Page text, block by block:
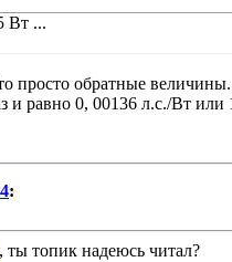
Вт ...
просто обратные
и равно 0, 00136 л.с./Вт или
:
, ты топик надеюсь читал?